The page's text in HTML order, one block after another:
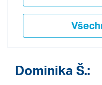
Dominika Š.: